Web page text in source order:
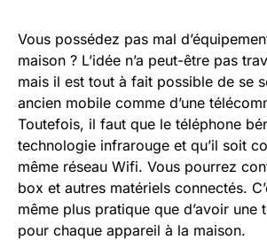
Vous possédez pas mal
maison ? L’idée n’a peut-être pas
mais il est tout à fait possible de se
ancien mobile comme d’une
Toutefois, il faut que le téléphone
technologie infrarouge et qu’il soit
même réseau Wifi. Vous pourrez
box et autres matériels connectés.
même plus pratique que d’avoir une
pour chaque appareil à la maison.